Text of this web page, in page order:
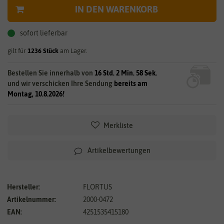
IN DEN WARENKORB
sofort lieferbar
gilt für 1236 Stück am Lager.
Bestellen Sie innerhalb von 16 Std. 2 Min. 57 Sek.
und wir verschicken Ihre Sendung bereits am
Montag, 10.8.2026!
Merkliste
Artikelbewertungen
Hersteller:
FLORTUS
Artikelnummer:
2000-0472
EAN:
4251535415180